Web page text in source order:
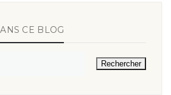
CE BLOG